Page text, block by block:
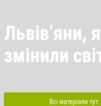
Львівʼяни,
змінили
Всі матеріали тут